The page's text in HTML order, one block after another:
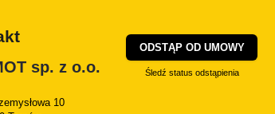
sp. z o.o.
10
ODSTĄP OD UMOWY
Śledź status odstąpienia